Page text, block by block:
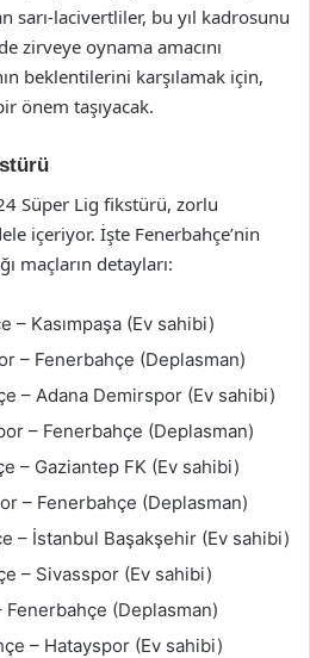
sarı-lacivertliler, bu yıl kadrosunu
zirveye oynama amacını
beklentilerini karşılamak için,
önem taşıyacak.
Süper Lig fikstürü, zorlu
içeriyor. İşte Fenerbahçe’nin
maçların detayları:
– Kasımpaşa (Ev sahibi)
– Fenerbahçe (Deplasman)
– Adana Demirspor (Ev sahibi)
– Fenerbahçe (Deplasman)
– Gaziantep FK (Ev sahibi)
– Fenerbahçe (Deplasman)
– İstanbul Başakşehir (Ev sahibi)
– Sivasspor (Ev sahibi)
Fenerbahçe (Deplasman)
– Hatayspor (Ev sahibi)